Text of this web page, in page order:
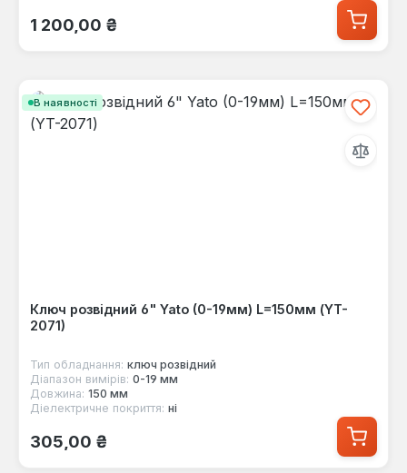
Звичайна ціна:
1 200,00 ₴
В наявності
Ключ розвідний 6" Yato (0-19мм) L=150мм (YT-
2071)
Тип обладнання: ключ розвідний
Діапазон вимірів: 0-19 мм
Довжина: 150 мм
Діелектричне покриття: ні
Звичайна ціна:
305,00 ₴